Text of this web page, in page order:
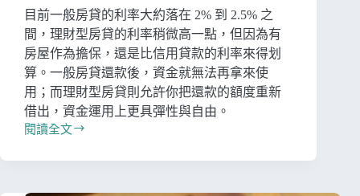
目前一般房貸的利率大約落在 2% 到 2.5% 之
間，理財型房貸的利率稍微高一點，但因為有
房屋作為擔保，還是比信用貸款的利率來得划
算。一般房貸還款後，資金就無法再拿來使
用；而理財型房貸則允許你把還款的額度重新
借出，資金運用上更具彈性與自由。
閱讀全文